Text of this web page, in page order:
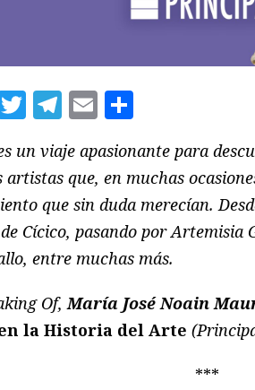
Twitter
Telegram
Email
un viaje apasionante para
artistas que, en muchas
que sin duda merecían.
Cícico, pasando por Artemisia
entre muchas más.
Of, María José Noain
la Historia del Arte
***